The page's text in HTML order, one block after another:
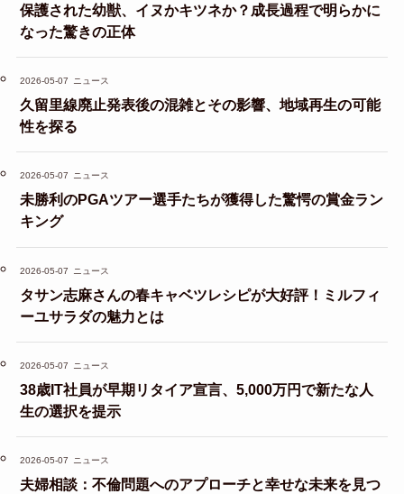
保護された幼獣、イヌかキツネか？成長過程で明らかに
なった驚きの正体
2026-05-07 ニュース
久留里線廃止発表後の混雑とその影響、地域再生の可能
性を探る
2026-05-07 ニュース
未勝利のPGAツアー選手たちが獲得した驚愕の賞金ラン
キング
2026-05-07 ニュース
タサン志麻さんの春キャベツレシピが大好評！ミルフィ
ーユサラダの魅力とは
2026-05-07 ニュース
38歳IT社員が早期リタイア宣言、5,000万円で新たな人
生の選択を提示
2026-05-07 ニュース
夫婦相談：不倫問題へのアプローチと幸せな未来を見つ